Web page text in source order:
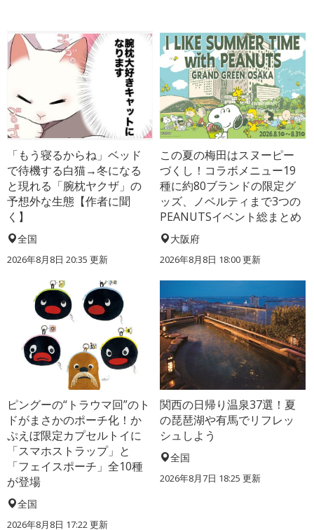
「もう寝るからね」ベッド
で待機する白猫→冬になる
と現れる「腕枕ヤクザ」の
予想外な生態【作者に聞
く】
全国
2026年8月8日 20:35 更新
この夏の梅田はスヌーピー
づくし！コラボメニュー19
種に約80ブランドの限定グ
ッズ、ノベルティまで3つの
PEANUTSイベント総まとめ
大阪府
2026年8月8日 18:00更新
ピングーの“トラウマ回”のト
ドがまさかのポーチ化！か
ぷえぼ限定カプセルトイに
「スマホストラップ」と
「フェイスポーチ」全10種
が登場
全国
2026年8月8日 17:22更新
関西の日帰り温泉37選！夏
の琵琶湖や有馬でリフレッ
シュしよう
全国
2026年8月7日 18:25 更新